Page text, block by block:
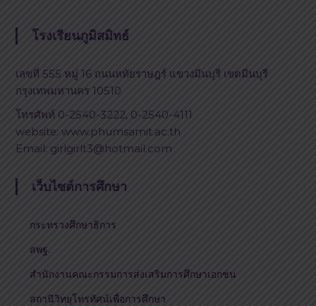
โรงเรียนภูมิสมิทธ์
เลขที่ 555 หมู่ 16 ถนนหทัยราษฎร์ แขวงมีนบุรี เขตมีนบุรี
กรุงเทพมหานคร 10510
โทรศัพท์ 0-2540-3222, 0-2540-4111
website: www.phumsamit.ac.th
Email: girlgirlt3@hotmail.com
เว็บไซต์การศึกษา
กระทรวงศึกษาธิการ
สพฐ.
สำนักงานคณะกรรมการส่งเสริมการศึกษาเอกชน
สถานีวิทยุโทรทัศน์เพื่อการศึกษา